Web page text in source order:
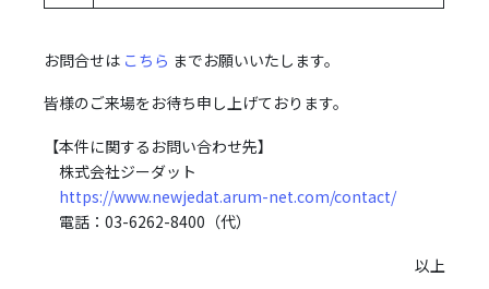
お問合せは こちら までお願いいたします。
皆様のご来場をお待ち申し上げております。
【本件に関するお問い合わせ先】
株式会社ジーダット
https://www.newjedat.arum-net.com/contact/
電話：03-6262-8400（代）
以上